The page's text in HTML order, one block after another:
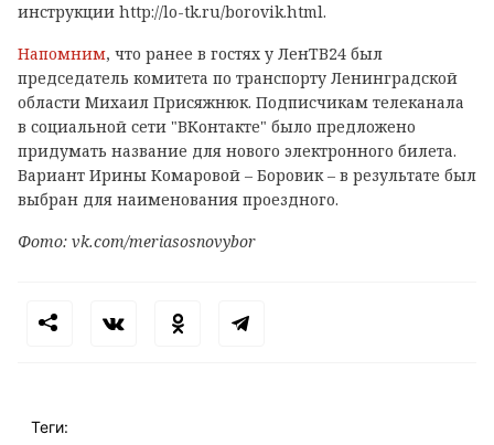
инструкции http://lo-tk.ru/borovik.html.
Напомним, что ранее в гостях у ЛенТВ24 был
председатель комитета по транспорту Ленинградской
области Михаил Присяжнюк. Подписчикам телеканала
в социальной сети "ВКонтакте" было предложено
придумать название для нового электронного билета.
Вариант Ирины Комаровой – Боровик – в результате был
выбран для наименования проездного.
Фото: vk.com/meriasosnovybor
Теги: